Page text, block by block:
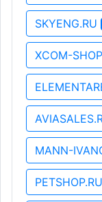
SKYENG.RU
XCOM-
MANN-
PETSHOP.RU